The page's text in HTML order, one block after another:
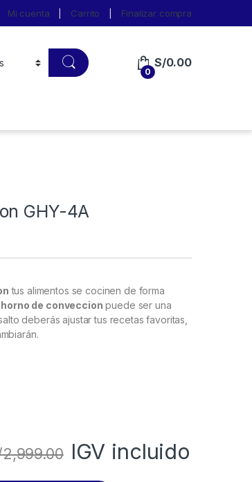
Mi cuenta Carrito Finalizar compra
0
S/0.00
GHY-4A
tus alimentos se cocinen de forma
horno de conveccion puede ser una
deberás ajustar tus recetas favoritas,
2,999.00 IGV incluido